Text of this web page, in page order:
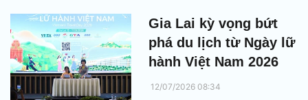
Sự kiện được kỳ vọng góp
phần thúc đẩy thương mại, đầu
tư và hướng tới mục tiêu đưa
kim ngạch thương mại song
phương đạt 5 tỷ USD trong
những năm tới.
Gia Lai kỳ vọng bứt
phá du lịch từ Ngày lữ
hành Việt Nam 2026
12/07/2026 08:34